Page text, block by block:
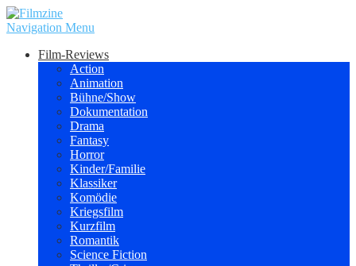
Navigation Menu
Film-Reviews
Action
Animation
Bühne/Show
Dokumentation
Drama
Fantasy
Horror
Kinder/Familie
Klassiker
Komödie
Kriegsfilm
Kurzfilm
Romantik
Science Fiction